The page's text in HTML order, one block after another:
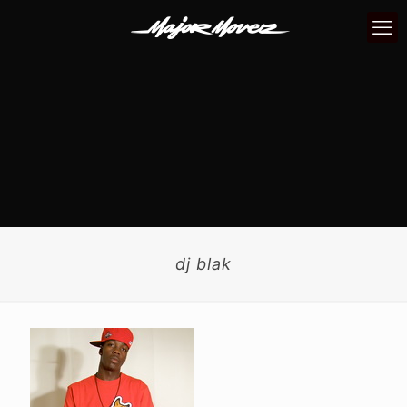
dj blak